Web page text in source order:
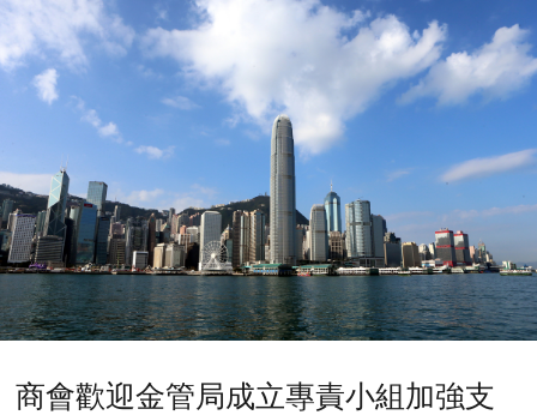
商會歡迎金管局成立專責小組加強支